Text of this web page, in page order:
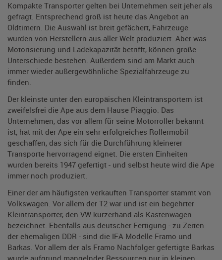
Kompakte Transporter gelten bei Unternehmen seit jeher als
gefragt. Entsprechend groß ist heute das Angebot an
Oldtimern. Die Auswahl ist breit gefächert, Fahrzeuge
wurden von Herstellern aus aller Welt produziert. Aber was
Motorisierung und Ladekapazität betrifft, können große
Unterschiede bestehen. Außerdem sind am Markt auch
immer wieder außergewöhnliche Spezialfahrzeuge zu
finden.
Der kleinste unter den europäischen Kleintransportern ist
zweifelsfrei die Ape aus dem Hause Piaggio. Das
Unternehmen, das vor allem für seine Motorroller bekannt
ist, hat mit der Ape ein sehr erfolgreiches Rollermobil
geschaffen, das sich für die Durchführung kleinerer
Transporte hervorragend eignet. Die ersten Einheiten
wurden bereits 1947 gefertigt - und selbst heute wird die Ape
immer noch produziert.
Einer der am häufigsten verkauften Transporter stammt von
Volkswagen. Vor allem der T2 war und ist ein begehrter
Kleintransporter, den VW kurzerhand als Kastenwagen
bezeichnet. Ebenfalls aus deutscher Fertigung - zu Zeiten
der ehemaligen DDR - sind die IFA Modelle Framo und
Barkas. Vor allem der als Framo Nachfolger gefertigte Barkas
wurde aufgrund mangelnder Ressourcen nur in kleinen